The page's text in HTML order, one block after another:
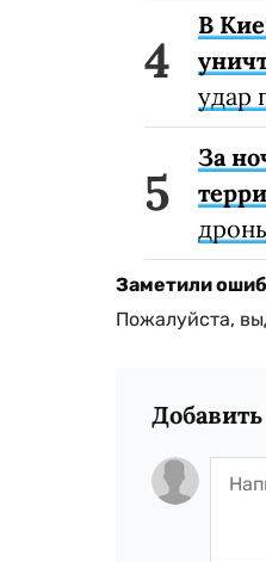
В
удар
За
Заметили
Пожалуйста,